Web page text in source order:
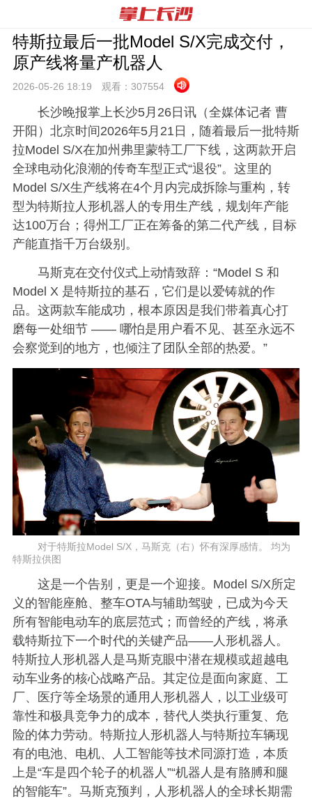
特斯拉最后一批Model S/X完成交付，
原产线将量产机器人
2026-05-26 18:19 观看： 307554
长沙晚报掌上长沙5月26日讯（全媒体记者 曹
开阳）北京时间2026年5月21日，随着最后一批特斯
拉Model S/X在加州弗里蒙特工厂下线，这两款开启
全球电动化浪潮的传奇车型正式“退役”。这里的
Model S/X生产线将在4个月内完成拆除与重构，转
型为特斯拉人形机器人的专用生产线，规划年产能
达100万台；得州工厂正在筹备的第二代产线，目标
产能直指千万台级别。
马斯克在交付仪式上动情致辞：“Model S 和
Model X 是特斯拉的基石，它们是以爱铸就的作
品。这两款车能成功，根本原因是我们带着真心打
磨每一处细节 —— 哪怕是用户看不见、甚至永远不
会察觉到的地方，也倾注了团队全部的热爱。”
对于特斯拉Model S/X，马斯克（右）怀有深厚感情。 均为
特斯拉供图
这是一个告别，更是一个迎接。Model S/X所定
义的智能座舱、整车OTA与辅助驾驶，已成为今天
所有智能电动车的底层范式；而曾经的产线，将承
载特斯拉下一个时代的关键产品——人形机器人。
特斯拉人形机器人是马斯克眼中潜在规模或超越电
动车业务的核心战略产品。其定位是面向家庭、工
厂、医疗等全场景的通用人形机器人，以工业级可
靠性和极具竞争力的成本，替代人类执行重复、危
险的体力劳动。特斯拉人形机器人与特斯拉车辆现
有的电池、电机、人工智能等技术同源打造，本质
上是“车是四个轮子的机器人”“机器人是有胳膊和腿
的智能车”。 马斯克预判，人形机器人的全球长期需